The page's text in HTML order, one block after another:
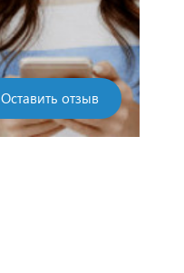
Оставить отзыв